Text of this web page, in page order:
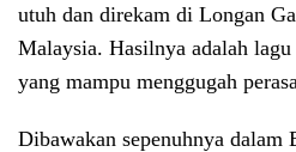
utuh dan direkam di Longan
Malaysia. Hasilnya adalah
yang mampu menggugah
Dibawakan sepenuhnya dalam